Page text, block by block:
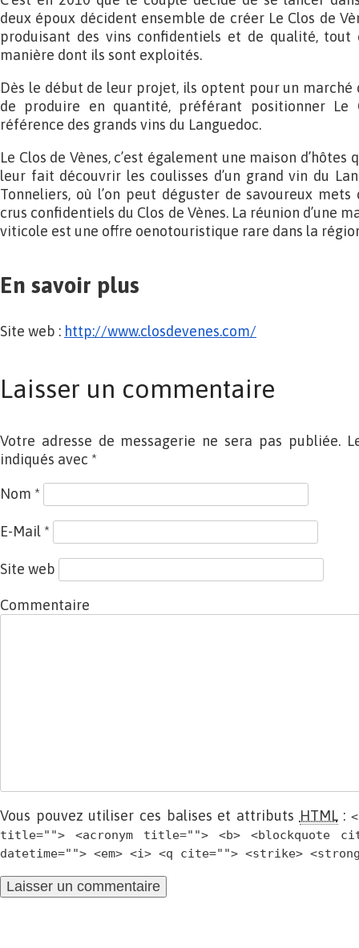
deux époux décident ensemble de créer Le Clos de
produisant des vins confidentiels et de qualité,
manière dont ils sont exploités.
Dès le début de leur projet, ils optent pour un
de produire en quantité, préférant positionner Le
référence des grands vins du Languedoc.
Le Clos de Vènes, c’est également une maison
leur fait découvrir les coulisses d’un grand vin du
Tonneliers, où l’on peut déguster de savoureux
crus confidentiels du Clos de Vènes. La réunion d’une
viticole est une offre oenotouristique rare dans la
En savoir plus
Site web : http://www.closdevenes.com/
Laisser un commentaire
Votre adresse de messagerie ne sera pas publiée.
indiqués avec *
Nom *
E-Mail *
Site web
Commentaire
Vous pouvez utiliser ces balises et attributs HTML:
title=""> <acronym title=""> <b> <blockquote
datetime=""> <em> <i> <q cite=""> <strike>